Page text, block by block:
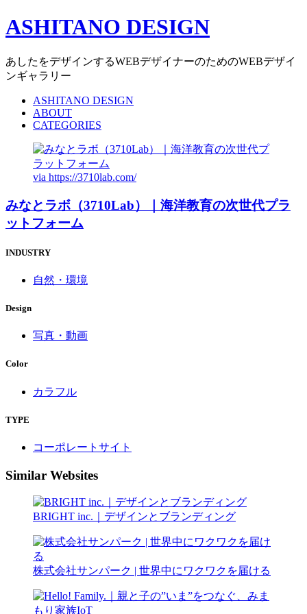
ASHITANO DESIGN
あしたをデザインするWEBデザイナーのためのWEBデザイ
ンギャラリー
ASHITANO DESIGN
ABOUT
CATEGORIES
via https://3710lab.com/
みなとラボ（3710Lab）｜海洋教育の次世代プラ
ットフォーム
INDUSTRY
自然・環境
Design
写真・動画
Color
カラフル
TYPE
コーポレートサイト
Similar Websites
BRIGHT inc.｜デザインとブランディング
株式会社サンパーク | 世界中にワクワクを届ける